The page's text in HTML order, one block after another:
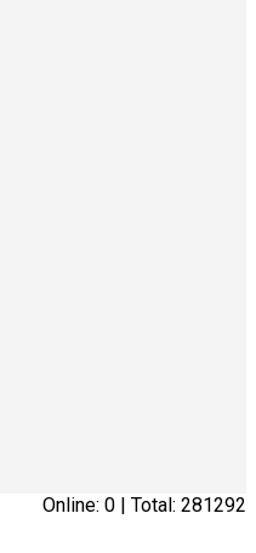
Online: 0 | Total: 281292